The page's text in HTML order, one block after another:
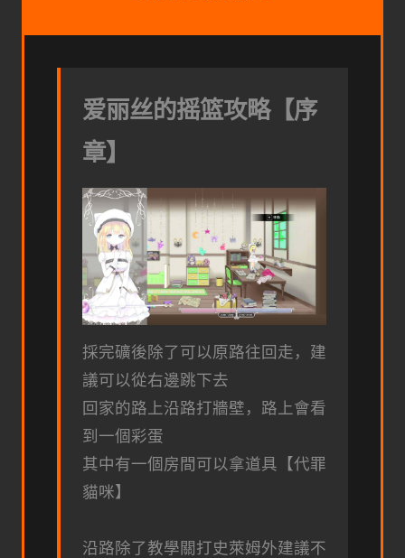
爱丽丝的摇篮攻略【序
章】
採完礦後除了可以原路往回走，建
議可以從右邊跳下去
回家的路上沿路打牆壁，路上會看
到一個彩蛋
其中有一個房間可以拿道具【代罪
貓咪】
沿路除了教學關打史萊姆外建議不